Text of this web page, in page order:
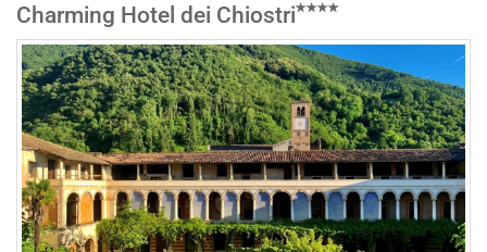
Charming Hotel dei Chiostri